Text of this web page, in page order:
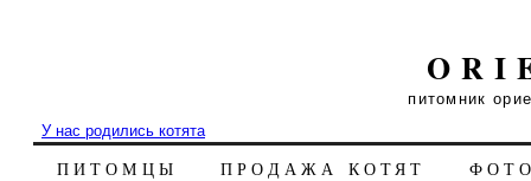
питомник
У нас родились котята
ПИТОМЦЫ ПРОДАЖА КОТЯТ